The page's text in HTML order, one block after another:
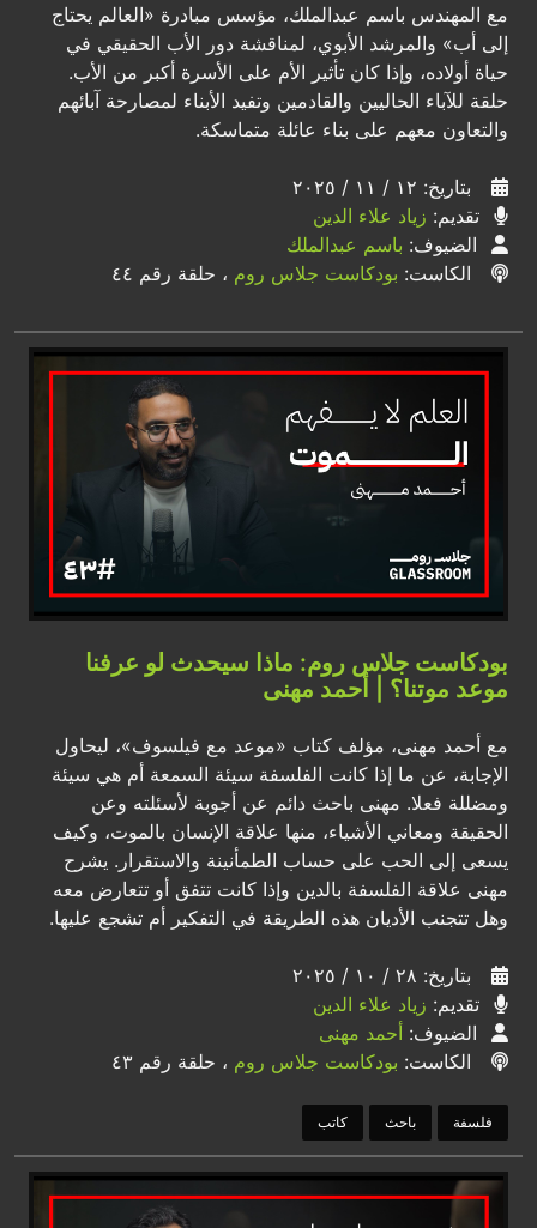
مع المهندس باسم عبدالملك، مؤسس مبادرة «العالم يحتاج
إلى أب» والمرشد الأبوي، لمناقشة دور الأب الحقيقي في
حياة أولاده، وإذا كان تأثير الأم على الأسرة أكبر من الأب.
حلقة للآباء الحاليين والقادمين وتفيد الأبناء لمصارحة آبائهم
والتعاون معهم على بناء عائلة متماسكة.
بتاريخ: ١٢ / ١١ / ٢٠٢٥
تقديم: زياد علاء الدين
الضيوف: باسم عبدالملك
الكاست: بودكاست جلاس روم ، حلقة رقم ٤٤
بودكاست جلاس روم: ماذا سيحدث لو عرفنا
موعد موتنا؟ | أحمد مهنى
مع أحمد مهنى، مؤلف كتاب «موعد مع فيلسوف»، ليحاول
الإجابة، عن ما إذا كانت الفلسفة سيئة السمعة أم هي سيئة
ومضللة فعلا. مهنى باحث دائم عن أجوبة لأسئلته وعن
الحقيقة ومعاني الأشياء، منها علاقة الإنسان بالموت، وكيف
يسعى إلى الحب على حساب الطمأنينة والاستقرار. يشرح
مهنى علاقة الفلسفة بالدين وإذا كانت تتفق أو تتعارض معه
وهل تتجنب الأديان هذه الطريقة في التفكير أم تشجع عليها.
بتاريخ: ٢٨ / ١٠ / ٢٠٢٥
تقديم: زياد علاء الدين
الضيوف: أحمد مهنى
الكاست: بودكاست جلاس روم ، حلقة رقم ٤٣
فلسفة باحث كاتب